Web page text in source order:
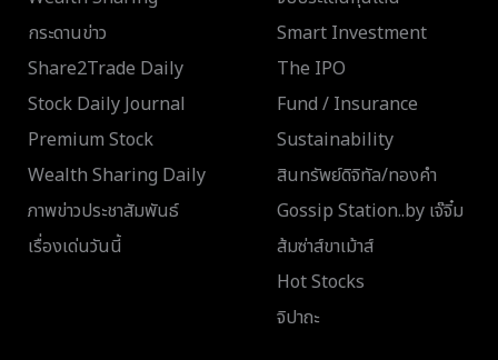
กระดานข่าว
Share2Trade Daily
Stock Daily Journal
Premium Stock
Wealth Sharing Daily
ภาพข่าวประชาสัมพันธ์
เรื่องเด่นวันนี้
Smart Investment
The IPO
Fund / Insurance
Sustainability
สินทรัพย์ดิจิทัล/ทองคำ
Gossip Station..by เจ๊จิ๋ม
ส้มซ่าส์ขาเม้าส์
Hot Stocks
จิปาถะ